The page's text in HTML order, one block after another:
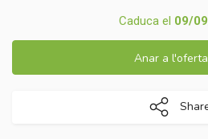
Caduca el 09/
Anar a l'oferta